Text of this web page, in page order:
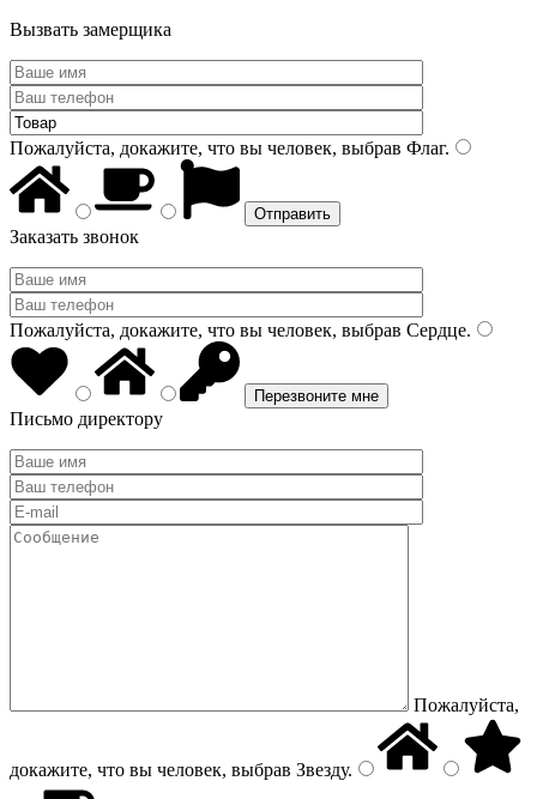
Вызвать замерщика
Пожалуйста, докажите, что вы человек, выбрав Флаг.
Заказать звонок
Пожалуйста, докажите, что вы человек, выбрав Сердце.
Письмо директору
Пожалуйста,
докажите, что вы человек, выбрав Звезду.